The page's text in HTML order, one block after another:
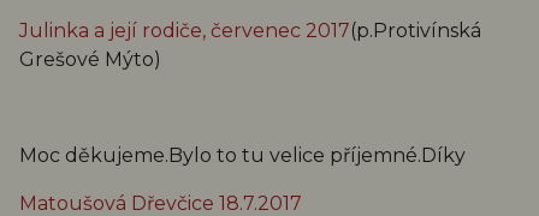
Julinka a její rodiče, červenec 2017(p.Protivínská
Grešové Mýto)
Moc děkujeme.Bylo to tu velice příjemné.Díky
Matoušová Dřevčice 18.7.2017